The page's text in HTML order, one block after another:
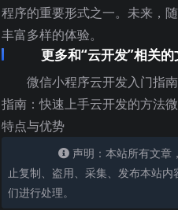
程序的重要形式之一。未来，
丰富多样的体验。
更多和“云开发”相关的
微信小程序云开发入门指
指南：快速上手云开发的方法
特点与优势
声明：本站所有文章
止复制、盗用、采集、发布本站
们进行处理。